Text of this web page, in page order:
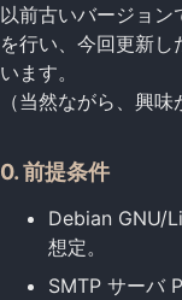
以前古いバージョン
を行い、今回更新
います。
（当然ながら、興
0. 前提条件
Debian GNU/
想定。
SMTP サーバ